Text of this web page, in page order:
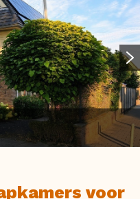
voor